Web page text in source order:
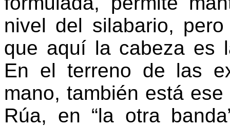
nivel del silabario,
que aquí la cabeza es
En el terreno de las
mano, también está
Rúa, en “la otra